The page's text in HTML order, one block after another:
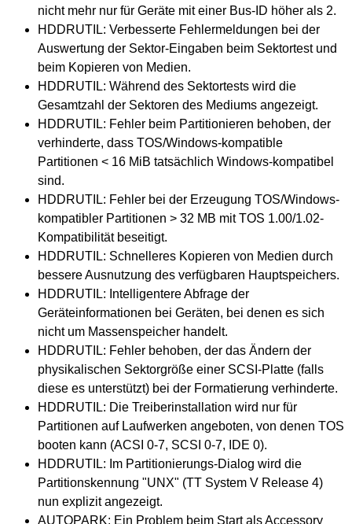
nicht mehr nur für Geräte mit einer Bus-ID höher als 2.
HDDRUTIL: Verbesserte Fehlermeldungen bei der
Auswertung der Sektor-Eingaben beim Sektortest und
beim Kopieren von Medien.
HDDRUTIL: Während des Sektortests wird die
Gesamtzahl der Sektoren des Mediums angezeigt.
HDDRUTIL: Fehler beim Partitionieren behoben, der
verhinderte, dass TOS/Windows-kompatible
Partitionen < 16 MiB tatsächlich Windows-kompatibel
sind.
HDDRUTIL: Fehler bei der Erzeugung TOS/Windows-
kompatibler Partitionen > 32 MB mit TOS 1.00/1.02-
Kompatibilität beseitigt.
HDDRUTIL: Schnelleres Kopieren von Medien durch
bessere Ausnutzung des verfügbaren Hauptspeichers.
HDDRUTIL: Intelligentere Abfrage der
Geräteinformationen bei Geräten, bei denen es sich
nicht um Massenspeicher handelt.
HDDRUTIL: Fehler behoben, der das Ändern der
physikalischen Sektorgröße einer SCSI-Platte (falls
diese es unterstützt) bei der Formatierung verhinderte.
HDDRUTIL: Die Treiberinstallation wird nur für
Partitionen auf Laufwerken angeboten, von denen TOS
booten kann (ACSI 0-7, SCSI 0-7, IDE 0).
HDDRUTIL: Im Partitionierungs-Dialog wird die
Partitionskennung "UNX" (TT System V Release 4)
nun explizit angezeigt.
AUTOPARK: Ein Problem beim Start als Accessory